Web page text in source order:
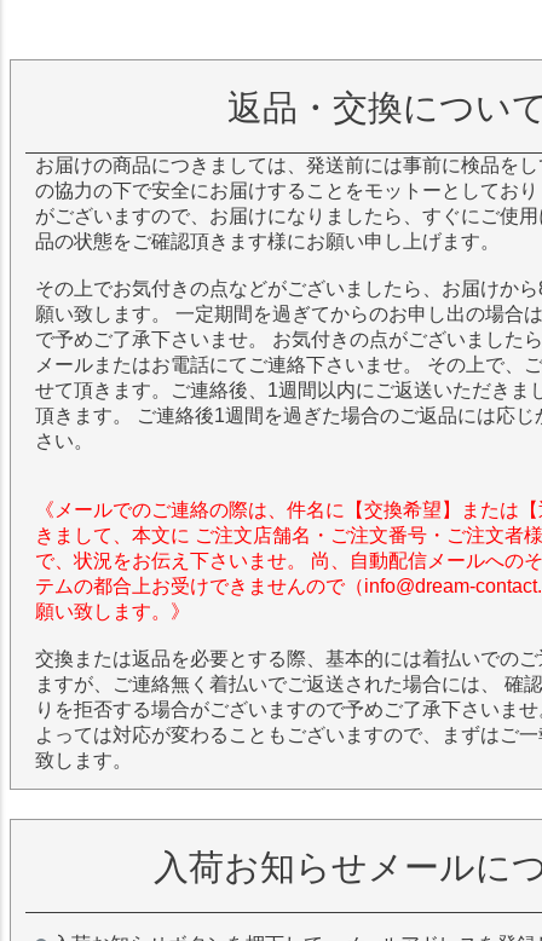
返品・交換につい
お届けの商品につきましては、発送前には事前に検品を
の協力の下で安全にお届けすることをモットーとしてお
がございますので、お届けになりましたら、すぐにご使
品の状態をご確認頂きます様にお願い申し上げます。
その上でお気付きの点などがございましたら、お届けか
願い致します。 一定期間を過ぎてからのお申し出の場合
で予めご了承下さいませ。 お気付きの点がございました
メールまたはお電話にてご連絡下さいませ。 その上で、
せて頂きます。ご連絡後、1週間以内にご返送いただきま
頂きます。 ご連絡後1週間を過ぎた場合のご返品には応
さい。
《メールでのご連絡の際は、件名に【交換希望】または
きまして、本文に ご注文店舗名・ご注文番号・ご注文者
で、状況をお伝え下さいませ。 尚、自動配信メールへの
テムの都合上お受けできませんので（info@dream-
願い致します。》
交換または返品を必要とする際、基本的には着払いでの
ますが、ご連絡無く着払いでご返送された場合には、 確
りを拒否する場合がございますので予めご了承下さいま
よっては対応が変わることもございますので、まずはご
致します。
入荷お知らせメールに